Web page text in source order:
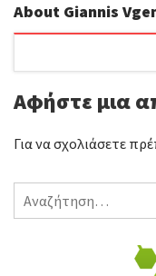
k
About Giannis
Αφήστε μια
Για να σχολιάσετε
Αναζήτηση
για: